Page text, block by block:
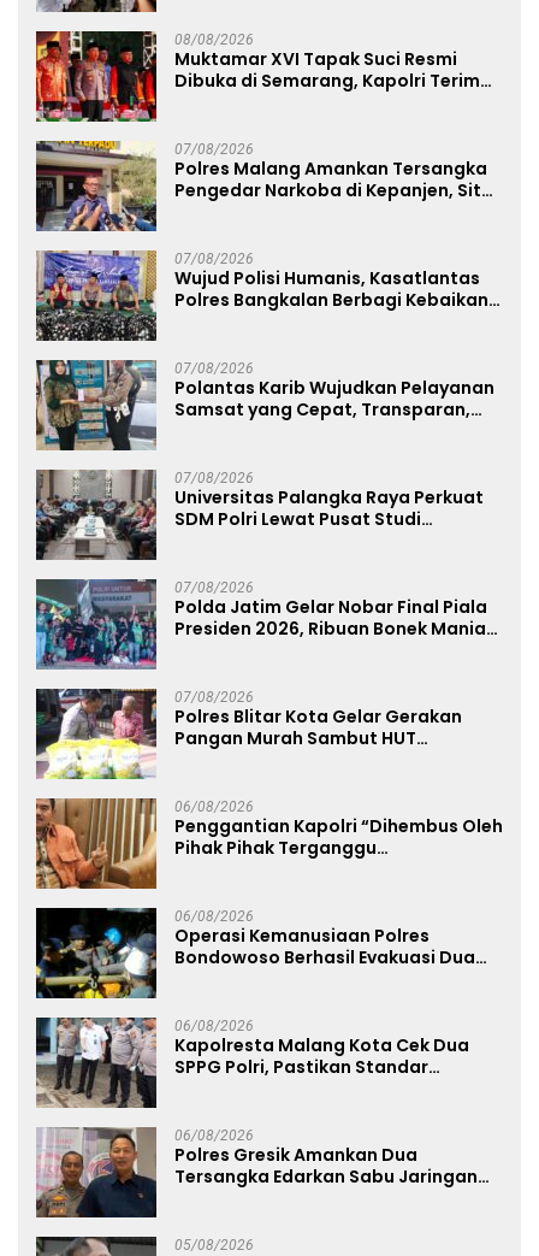
08/08/2026
Muktamar XVI Tapak Suci Resmi
Dibuka di Semarang, Kapolri Terima
07/08/2026
Polres Malang Amankan Tersangka
Pengedar Narkoba di Kepanjen, Sita
07/08/2026
Wujud Polisi Humanis, Kasatlantas
Polres Bangkalan Berbagi Kebaikan
07/08/2026
Polantas Karib Wujudkan Pelayanan
Samsat yang Cepat, Transparan,
07/08/2026
Universitas Palangka Raya Perkuat
SDM Polri Lewat Pusat Studi
07/08/2026
Polda Jatim Gelar Nobar Final Piala
Presiden 2026, Ribuan Bonek Mania
07/08/2026
Polres Blitar Kota Gelar Gerakan
Pangan Murah Sambut HUT
06/08/2026
Penggantian Kapolri “Dihembus Oleh
Pihak Pihak Terganggu
06/08/2026
Operasi Kemanusiaan Polres
Bondowoso Berhasil Evakuasi Dua
06/08/2026
Kapolresta Malang Kota Cek Dua
SPPG Polri, Pastikan Standar
06/08/2026
Polres Gresik Amankan Dua
Tersangka Edarkan Sabu Jaringan
05/08/2026